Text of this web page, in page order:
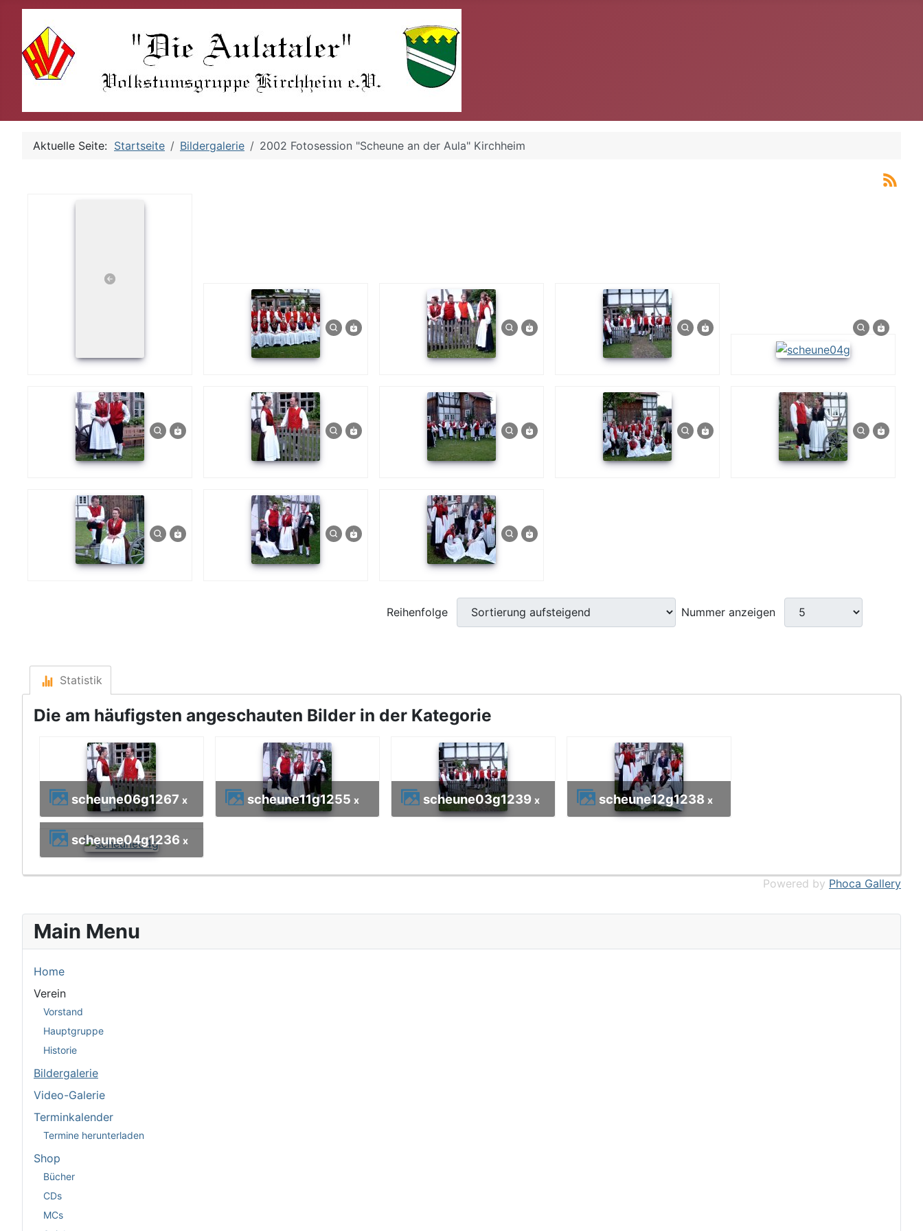
Aktuelle Seite: Startseite Bildergalerie 2002 Fotosession "Scheune an der Aula" Kirchheim
Reihenfolge Nummer anzeigen
Statistik
Die am häufigsten angeschauten Bilder in der Kategorie
scheune06g1267 x scheune11g1255 x scheune03g1239 x scheune12g1238 x
scheune04g1236 x
Powered by Phoca Gallery
Main Menu
Home
Verein
Vorstand
Hauptgruppe
Historie
Bildergalerie
Video-Galerie
Terminkalender
Termine herunterladen
Shop
Bücher
CDs
MCs